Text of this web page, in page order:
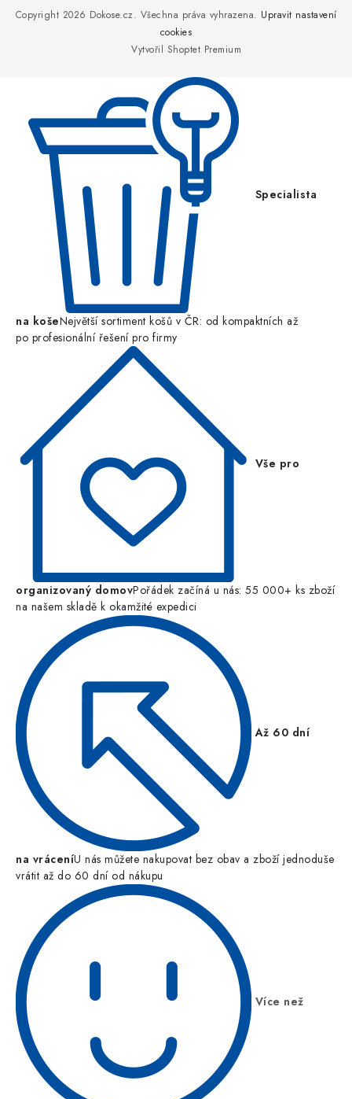
Vytvořil Shoptet Premium
Copyright 2026 Dokose.cz. Všechna práva vyhrazena. Upravit nastavení
cookies
Specialista
na košeNejvětší sortiment košů v ČR: od kompaktních až
po profesionální řešení pro firmy
Vše pro
organizovaný domovPořádek začíná u nás: 55 000+ ks zboží
na našem skladě k okamžité expedici
Až 60 dní
na vráceníU nás můžete nakupovat bez obav a zboží jednoduše
vrátit až do 60 dní od nákupu
Více než